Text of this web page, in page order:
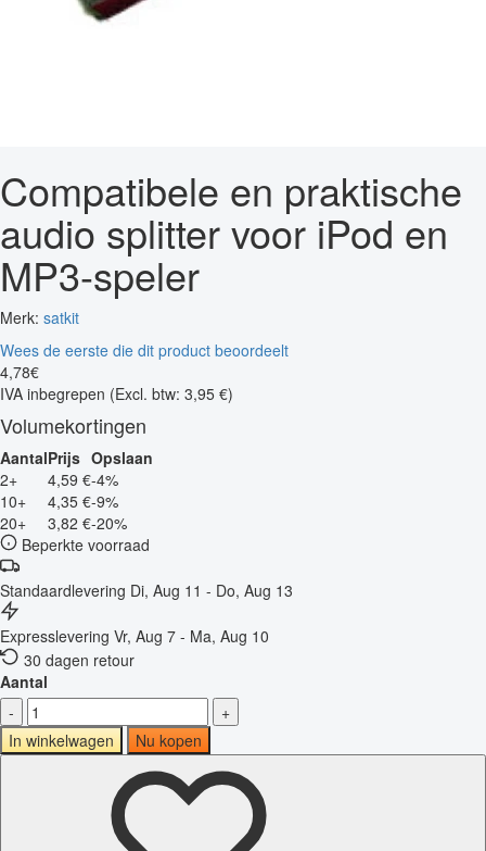
Compatibele en praktische
audio splitter voor iPod en
MP3-speler
Merk: satkit
Wees de eerste die dit product beoordeelt
4,78€
IVA inbegrepen (Excl. btw: 3,95 €)
Volumekortingen
AantalPrijs Opslaan
2+
4,59 €-4%
10+
4,35 €-9%
20+
3,82 €-20%
Beperkte voorraad
Standaardlevering Di, Aug 11 - Do, Aug 13
Expresslevering Vr, Aug 7 - Ma, Aug 10
30 dagen retour
Aantal
-
+
In winkelwagen
Nu kopen